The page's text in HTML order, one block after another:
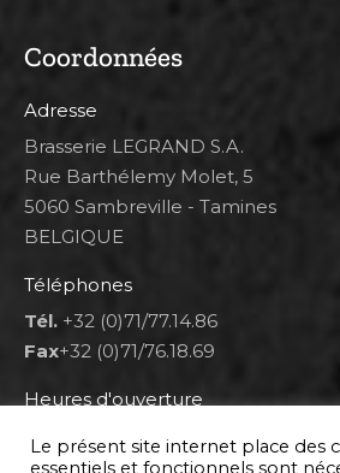
Coordonnées
Adresse
Brasserie LEGRAND S.A.
Rue Barthélemy Molet, 5
5060 Sambreville - Tamines
BELGIQUE
Téléphones
Tél. +32 (0)71/77.14.86
Fax+32 (0)71/76.18.69
Heures d'ouverture
Lun 8h00-12h00 et 12h30-14h30
Mar au ven 8h00-12h00 et 12h30-
Le présent site internet place des
essentiels et fonctionnels sont